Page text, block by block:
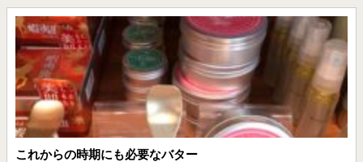
これからの時期にも必要なバター